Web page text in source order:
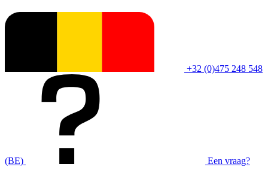
+32 (0)475 248 548
(BE) Een vraag?